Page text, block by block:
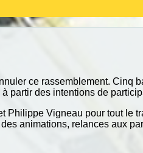
ce rassemblement. Cinq
partir des intentions de
Vigneau pour tout le
animations, relances aux